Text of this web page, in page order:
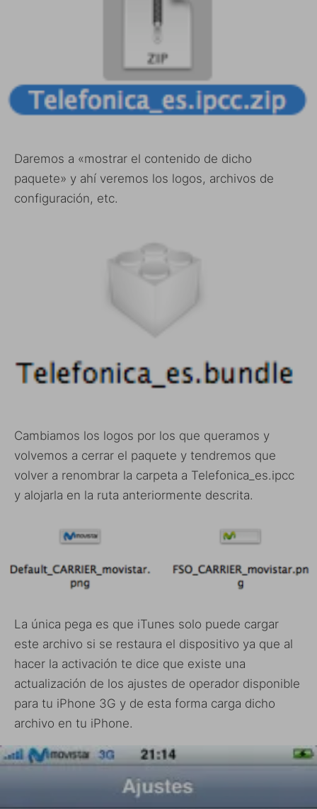
Daremos a «mostrar el contenido de dicho
paquete» y ahí veremos los logos, archivos de
configuración, etc.
Cambiamos los logos por los que queramos y
volvemos a cerrar el paquete y tendremos que
volver a renombrar la carpeta a Telefonica_es.ipcc
y alojarla en la ruta anteriormente descrita.
La única pega es que iTunes solo puede cargar
este archivo si se restaura el dispositivo ya que al
hacer la activación te dice que existe una
actualización de los ajustes de operador disponible
para tu iPhone 3G y de esta forma carga dicho
archivo en tu iPhone.